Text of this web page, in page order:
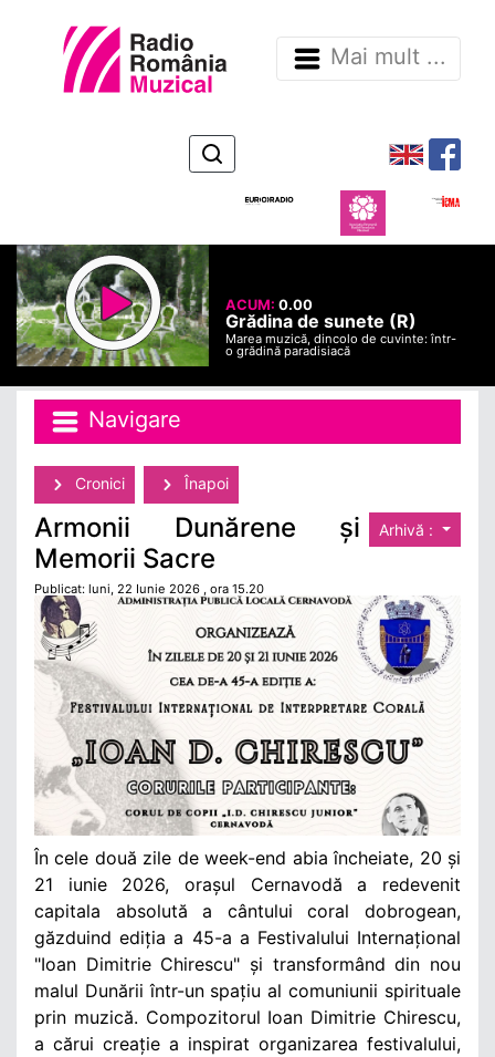
Mai mult ...
ACUM:0.00
Grădina de sunete (R)
Marea muzică, dincolo de cuvinte: într-
o grădină paradisiacă
Navigare
Cronici Înapoi
Arhivă :
Armonii Dunărene și
Memorii Sacre
Publicat: luni, 22 Iunie 2026 , ora 15.20
În cele două zile de week-end abia încheiate, 20 și
21 iunie 2026, orașul Cernavodăa redevenit
capitala absolută a cântului coral dobrogean,
găzduind ediția a 45-a a Festivalului Internațional
"Ioan Dimitrie Chirescu" și transformând din nou
malul Dunării într-un spațiu al comuniunii spirituale
prin muzică. Compozitorul Ioan Dimitrie Chirescu,
a cărui creație a inspirat organizarea festivalului,